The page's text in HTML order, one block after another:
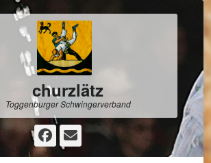
churzlätz
Toggenburger Schwingerverband
Facebook
E-
Mail